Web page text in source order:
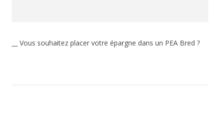
__ Vous souhaitez placer votre épargne dans un PEA Bred ?